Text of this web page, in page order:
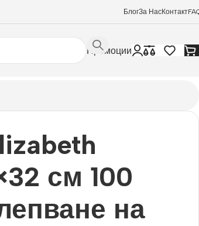
БлогЗа НасКонтакт
Промоции
см 100
на